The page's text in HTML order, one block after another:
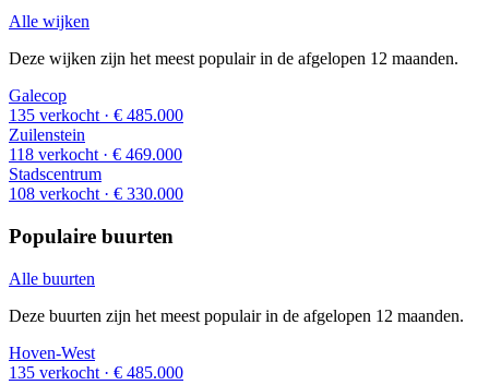
Alle wijken
Deze wijken zijn het meest populair in de afgelopen 12 maanden.
Galecop
135 verkocht · € 485.000
Zuilenstein
118 verkocht · € 469.000
Stadscentrum
108 verkocht · € 330.000
Populaire buurten
Alle buurten
Deze buurten zijn het meest populair in de afgelopen 12 maanden.
Hoven-West
135 verkocht · € 485.000